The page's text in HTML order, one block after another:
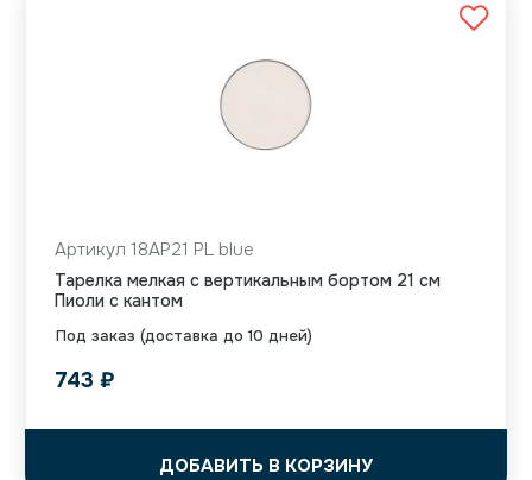
Под заказ (доставка до 10 дней)
Артикул 18AP21 PL blue
Тарелка мелкая с вертикальным бортом 21 см
Пиоли с кантом
743 ₽
ДОБАВИТЬ В КОРЗИНУ